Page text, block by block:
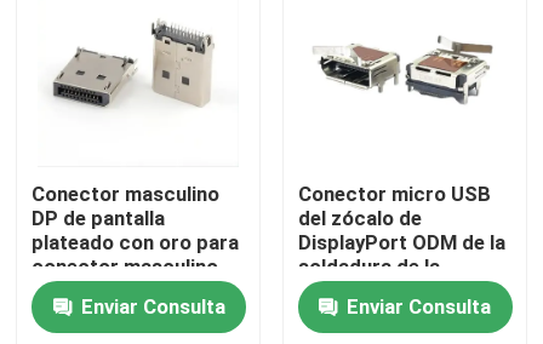
Inicio
Sobre nosotros
Conector masculino
DP de pantalla
plateado con oro para
conector masculino
DP 20Pin de PCB de
1,6 mmEnviar Consulta
Conector micro USB
del zócalo de
DisplayPort ODM de la
soldadura de la
INMERSIÓN de SMT
de 90 grados
Enviar Consulta